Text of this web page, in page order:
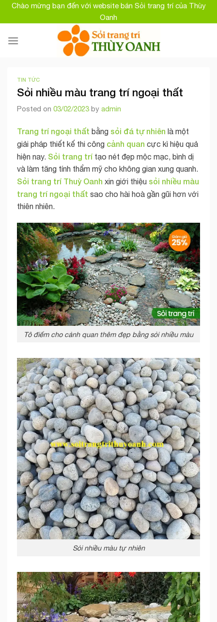
SkipChào mừng bạn đến với website bán Sỏi trang trí của Thùy
Oanh
TIN TỨC
Sỏi nhiều màu trang trí ngoại thất
Posted on 03/02/2023 by admin
Trang trí ngoại thất bằng sỏi đá tự nhiên là một
giải pháp thiết kế thi công cảnh quan cực kì hiệu quả
hiện nay. Sỏi trang trítạo nét đẹp mộc mạc, bình dị
và làm tăng tính thẩm mỹ cho không gian xung quanh.
Sỏi trang trí Thuỳ Oanh xin giới thiệu sỏi nhiều màu
trang trí ngoại thất sao cho hài hoà gần gũi hơn với
thiên nhiên.
Tô điểm cho cảnh quan thêm đẹp bằng sỏi nhiều màu
Sỏi nhiều màu tự nhiên